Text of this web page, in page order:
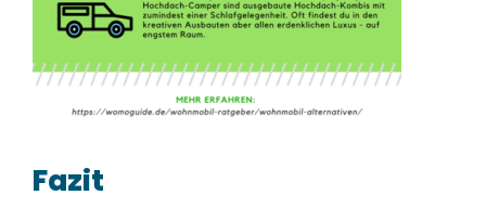
Fazit